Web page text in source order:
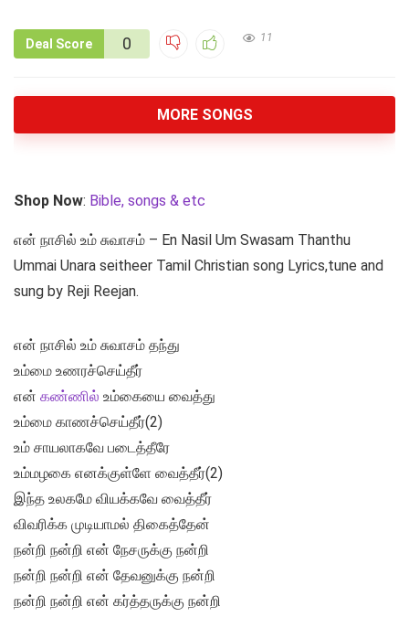
Deal Score 0 11
MORE SONGS
Shop Now: Bible, songs & etc
என் நாசில் உம் சுவாசம் – En Nasil Um Swasam Thanthu
Ummai Unara seitheer Tamil Christian song Lyrics,tune and
sung by Reji Reejan.
என் நாசில் உம் சுவாசம் தந்து
உம்மை உணரச்செய்தீர்
என் கண்ணில் உம்கையை வைத்து
உம்மை காணச்செய்தீர்(2)
உம் சாயலாகவே படைத்தீரே
உம்மழகை எனக்குள்ளே வைத்தீர்(2)
இந்த உலகமே வியக்கவே வைத்தீர்
விவரிக்க முடியாமல் திகைத்தேன்
நன்றி நன்றி என் நேசருக்கு நன்றி
நன்றி நன்றி என் தேவனுக்கு நன்றி
நன்றி நன்றி என் கர்த்தருக்கு நன்றி